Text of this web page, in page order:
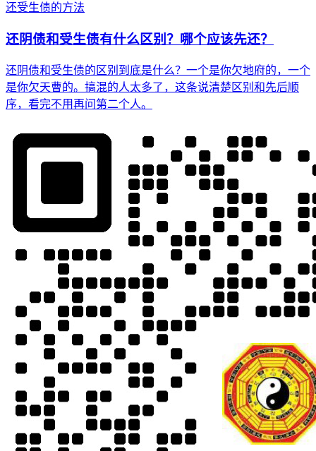
还受生债的方法
还阴债和受生债有什么区别？哪个应该先还？
还阴债和受生债的区别到底是什么？一个是你欠地府的，一个
是你欠天曹的。搞混的人太多了，这条说清楚区别和先后顺
序，看完不用再问第二个人。